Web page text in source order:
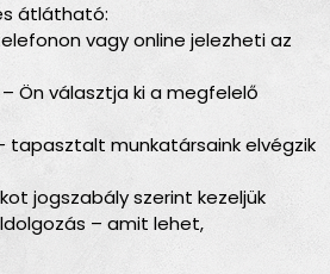
átlátható:
vagy online jelezheti az
Ön választja ki a megfelelő
tapasztalt munkatársaink elvégzik
jogszabály szerint kezeljük
– amit lehet,